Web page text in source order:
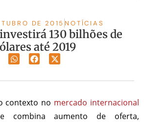
DE 2015 NOTÍCIAS
130 bilhões de
até 2019
contexto no mercado internacional
combina aumento de oferta,